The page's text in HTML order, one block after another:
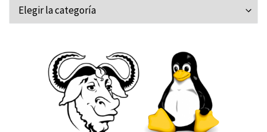
Categorías